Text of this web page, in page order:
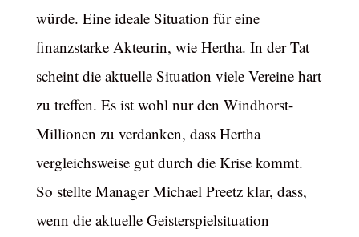
würde. Eine ideale Situation für eine
finanzstarke Akteurin, wie Hertha. In der Tat
scheint die aktuelle Situation viele Vereine hart
zu treffen. Es ist wohl nur den Windhorst-
Millionen zu verdanken, dass Hertha
vergleichsweise gut durch die Krise kommt.
So stellte Manager Michael Preetz klar, dass,
wenn die aktuelle Geisterspielsituation